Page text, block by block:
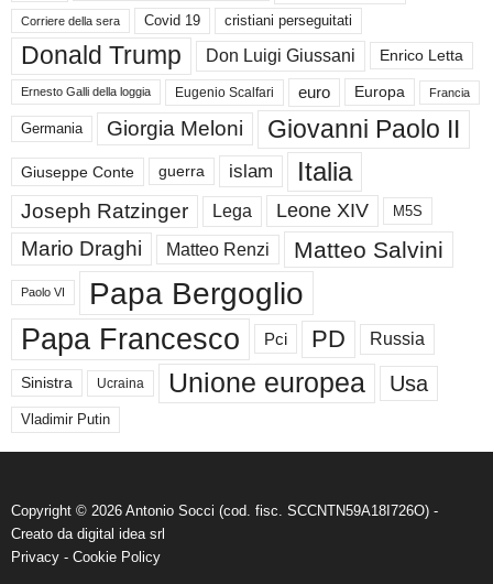
Corriere della sera Covid 19 cristiani perseguitati
Donald Trump Don Luigi Giussani Enrico Letta
Ernesto Galli della loggia Eugenio Scalfari euro Europa Francia
Germania Giorgia Meloni Giovanni Paolo II
Giuseppe Conte guerra islam Italia
Joseph Ratzinger Lega Leone XIV M5S
Mario Draghi Matteo Renzi Matteo Salvini
Paolo VI Papa Bergoglio
Papa Francesco Pci PD Russia
Sinistra Ucraina Unione europea Usa
Vladimir Putin
Copyright © 2026 Antonio Socci (cod. fisc. SCCNTN59A18I726O) -
Creato da digital idea srl
Privacy - Cookie Policy